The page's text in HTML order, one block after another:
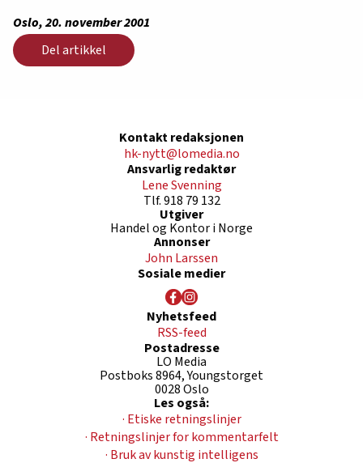
Oslo, 20. november 2001
Del artikkel
Kontakt redaksjonen
hk-nytt@lomedia.no
Ansvarlig redaktør
Lene Svenning
Tlf. 918 79 132
Utgiver
Handel og Kontor i Norge
Annonser
John Larssen
Sosiale medier
Nyhetsfeed
RSS-feed
Postadresse
LO Media
Postboks 8964, Youngstorget
0028 Oslo
Les også:
· Etiske retningslinjer
· Retningslinjer for kommentarfelt
· Bruk av kunstig intelligens